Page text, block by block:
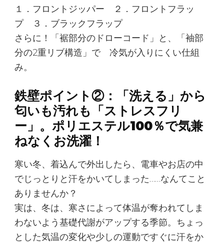
１．フロントジッパー ２．フロントフラッ
プ ３．ブラックフラップ
さらに！「裾部分のドローコード」と、「袖部
分の2重リブ構造」で 冷気が入りにくい仕組
み。
鉄壁ポイント②：「洗える」から
匂いも汚れも「ストレスフリ
ー」。ポリエステル100％で気兼
ねなくお洗濯！
寒い冬、着込んで外出したら、電車やお店の中
でじっとりと汗をかいてしまった……なんてこと
ありませんか？
実は、冬は、寒さによって体温が奪われてしま
わないよう基礎代謝がアップする季節。ちょっ
とした気温の変化や少しの運動ですぐに汗をか